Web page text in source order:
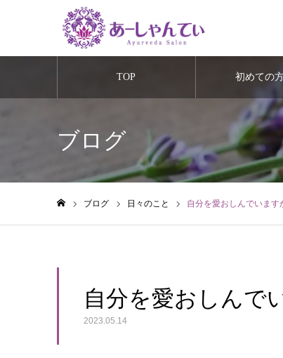
TOP 初めての
ブログ
ブログ 日々のこと 自分を愛おしんでいます
自分を愛おしんで
2023.05.14